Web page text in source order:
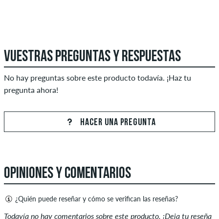
VUESTRAS PREGUNTAS Y RESPUESTAS
No hay preguntas sobre este producto todavía. ¡Haz tu
pregunta ahora!
HACER UNA PREGUNTA
OPINIONES Y COMENTARIOS
¿Quién puede reseñar y cómo se verifican las reseñas?
Solo las personas con una cuenta de cliente de skatedeluxe
Todavía no hay comentarios sobre este producto. ¡Deja tu reseña